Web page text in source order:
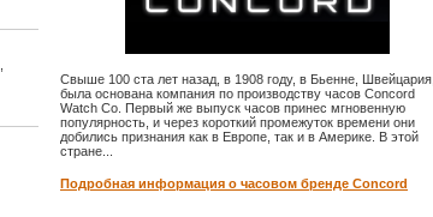
Свыше 100 ста лет назад, в 1908 году, в Бьенне, Швейцария,
была основана компания по производству часов Concord
Watch Co. Первый же выпуск часов принес мгновенную
популярность, и через короткий промежуток времени они
добились признания как в Европе, так и в Америке. В этой
стране...
Подробная информация о часовом бренде Concord